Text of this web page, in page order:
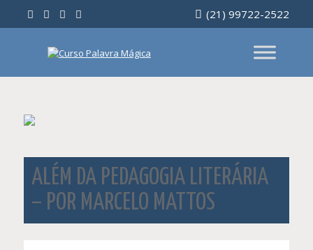
o
(21) 99722-2522
ALÉM DA PEDAGOGIA LITERÁRIA
– POR MARCELO MATTOS